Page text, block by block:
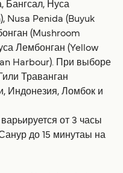
Indonesia
Maroc (FR)
Бангсал, Нуса
Nusa Penida (Buyuk
(Mushroom
Лембонган (Yellow
Harbour). При выборе
Траванган
Индонезия, Ломбок и
от 3 часы
до 15 минутаы на